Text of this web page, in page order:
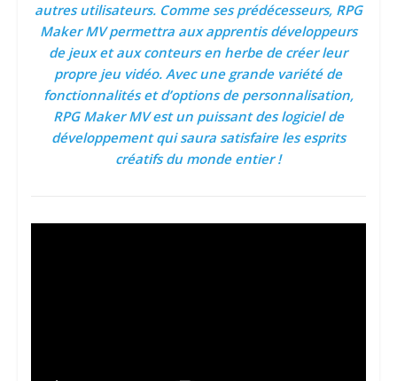
autres utilisateurs. Comme ses prédécesseurs, RPG
Maker MV permettra aux apprentis développeurs
de jeux et aux conteurs en herbe de créer leur
propre jeu vidéo. Avec une grande variété de
fonctionnalités et d’options de personnalisation,
RPG Maker MV est un puissant des logiciel de
développement qui saura satisfaire les esprits
créatifs du monde entier !